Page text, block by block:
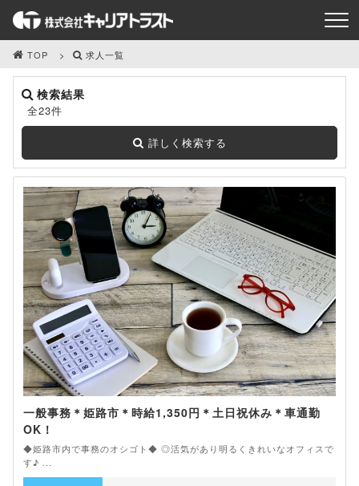
TOP 求人一覧
検索結果
全23件
詳しく検索する
一般事務＊姫路市＊時給1,350円＊土日祝休み＊車通勤
OK！
◆姫路市内で事務のオシゴト◆ ◎活気があり明るくきれいなオフィスで
す♪ ...